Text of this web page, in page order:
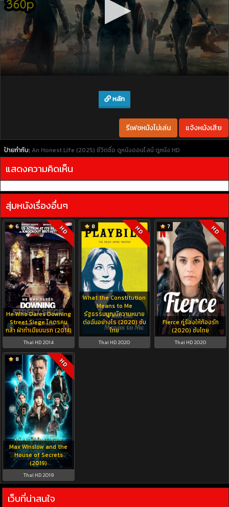
หลัก
รีเฟชหนังไม่เล่น แจ้งหนังเสีย
ป้ายกำกับ: An Honest Life (2025) ชีวิตซื่อ ดูหนังออนไลน์ ดูหนัง HD
แสดงความคิดเห็น
สุ่มหนังเรื่องอื่นๆ
He Who Dares Downing
Street Siege โคตรคน
กล้า ฝ่าทำเนียบนรก (2014)
6 HD
Thai HD 2014
What the Constitution
Means to Me
รัฐธรรมนูญมีความหมาย
ต่อฉันอย่างไร (2020) ซับ
ไทย
8 HD
Thai HD 2020
Fierce กู่ร้องให้ก้องรัก
(2020) ซับไทย
7 HD
Thai HD 2020
Max Winslow and the
House of Secrets
(2019)
8 HD
Thai HD 2019
เว็บที่น่าสนใจ